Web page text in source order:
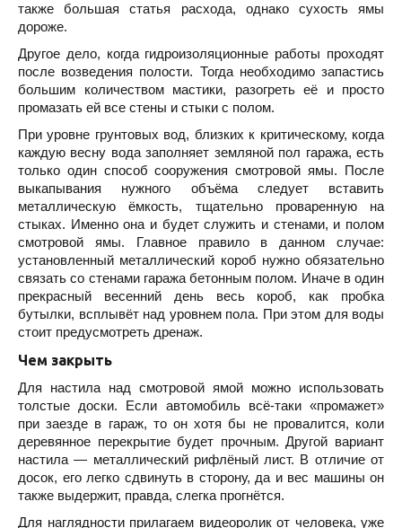
также большая статья расхода, однако сухость ямы
дороже.
Другое дело, когда гидроизоляционные работы проходят
после возведения полости. Тогда необходимо запастись
большим количеством мастики, разогреть её и просто
промазать ей все стены и стыки с полом.
При уровне грунтовых вод, близких к критическому, когда
каждую весну вода заполняет земляной пол гаража, есть
только один способ сооружения смотровой ямы. После
выкапывания нужного объёма следует вставить
металлическую ёмкость, тщательно проваренную на
стыках. Именно она и будет служить и стенами, и полом
смотровой ямы. Главное правило в данном случае:
установленный металлический короб нужно обязательно
связать со стенами гаража бетонным полом. Иначе в один
прекрасный весенний день весь короб, как пробка
бутылки, всплывёт над уровнем пола. При этом для воды
стоит предусмотреть дренаж.
Чем закрыть
Для настила над смотровой ямой можно использовать
толстые доски. Если автомобиль всё-таки «промажет»
при заезде в гараж, то он хотя бы не провалится, коли
деревянное перекрытие будет прочным. Другой вариант
настила — металлический рифлёный лист. В отличие от
досок, его легко сдвинуть в сторону, да и вес машины он
также выдержит, правда, слегка прогнётся.
Для наглядности прилагаем видеоролик от человека, уже